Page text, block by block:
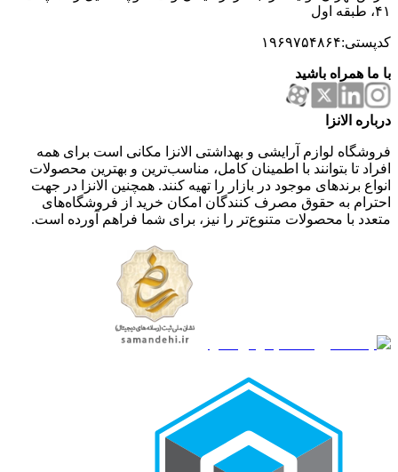
۴۱، طبقه اول
کدپستی:۱۹۶۹۷۵۴۸۶۴
با ما همراه باشید
درباره الانزا
فروشگاه لوازم آرایشی و بهداشتی الانزا مکانی است برای همه
افراد تا بتوانند با اطمینان کامل، مناسب‌ترین و بهترین محصولات
انواع برندهای موجود در بازار را تهیه کنند. همچنین الانزا در جهت
احترام به حقوق مصرف کنندگان امکان خرید از فروشگاه‌های
متعدد با محصولات متنوع‌تر را نیز، برای شما فراهم آورده است.